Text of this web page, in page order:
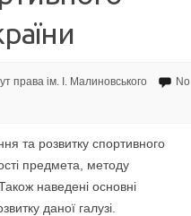
права ім. І. Малиновського
No
та розвитку спортивного
предмета, методу
наведені основні
даної галузі.